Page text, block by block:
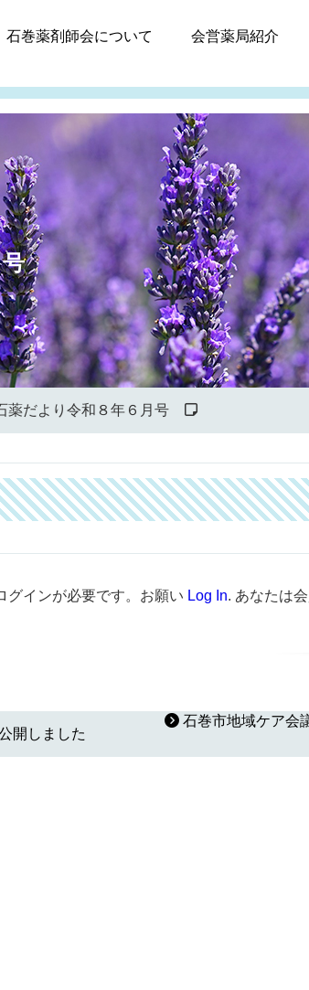
石巻薬剤師会について 会営薬局紹介
薬だより令和８年６月号
グインが必要です。お願い Log In. あなたは
開しました
石巻市地域ケア会